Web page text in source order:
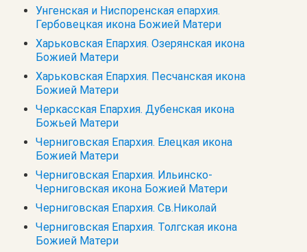
Унгенская и Ниспоренская епархия.
Гербовецкая икона Божией Матери
Харьковская Епархия. Озерянская икона
Божией Матери
Харьковская Епархия. Песчанская икона
Божией Матери
Черкасская Епархия. Дубенская икона
Божьей Матери
Черниговская Епархия. Елецкая икона
Божией Матери
Черниговская Епархия. Ильинско-
Черниговская икона Божией Матери
Черниговская Епархия. Св.Николай
Черниговская Епархия. Толгская икона
Божией Матери